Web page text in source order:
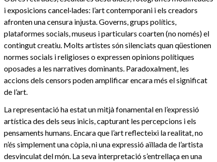
i exposicions cancel·lades: l’art contemporani i els creadors
afronten una censura injusta. Governs, grups polítics,
plataformes socials, museus i particulars coarten (no només) el
contingut creatiu. Molts artistes són silenciats quan qüestionen
normes socials i religioses o expressen opinions polítiques
oposades a les narratives dominants. Paradoxalment, les
accions dels censors poden amplificar encara més el significat
de l’art.
La representació ha estat un mitjà fonamental en l’expressió
artística des dels seus inicis, capturant les percepcions i els
pensaments humans. Encara que l’art reflecteixi la realitat, no
n’és simplement una còpia, ni una expressió aïllada de l’artista
desvinculat del món. La seva interpretació s’entrellaça en una